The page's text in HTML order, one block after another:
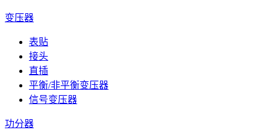
变压器
表贴
接头
直插
平衡/非平衡变压器
信号变压器
功分器